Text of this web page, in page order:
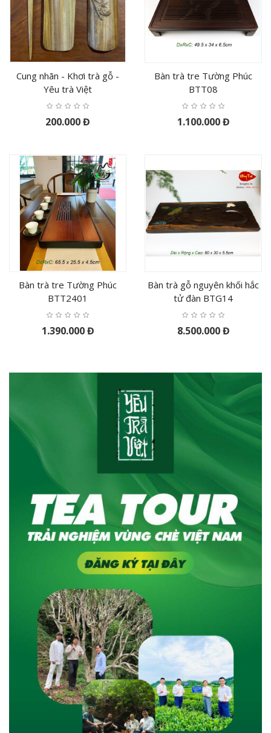
Cung nhãn - Khơi trà gỗ -
Yêu trà Việt
200.000 Đ
Bàn trà tre Tường Phúc
BTT2401
1.390.000 Đ
Bàn trà tre Tường Phúc
BTT08
1.100.000 Đ
Bàn trà gỗ nguyên khối hắc
tử đàn BTG14
8.500.000 Đ